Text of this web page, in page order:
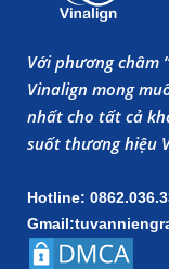
Với phương châm
Vinalign mong
nhất cho tất cả
suốt thương hiệu
Hotline: